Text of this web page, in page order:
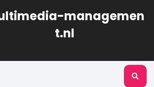
managemen
t.nl